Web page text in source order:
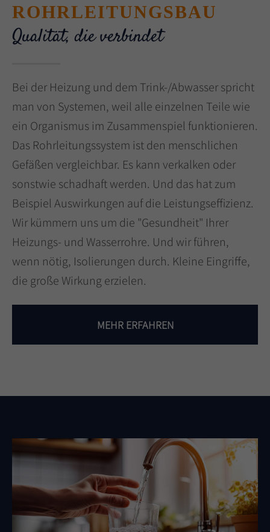
ROHRLEITUNGSBAU
Qualität, die verbindet
Bei der Heizung und dem Trink-/Abwasser spricht
man von Systemen, weil alle einzelnen Teile wie
ein Organismus im Zusammenspiel funktionieren.
Das Rohrleitungssystem ist den menschlichen
Gefäßen vergleichbar. Es kann verkalken oder
sonstwie schadhaft werden. Und das hat zum
Beispiel Auswirkungen auf die Leistungseffizienz.
Wir kümmern uns um die "Gesundheit" Ihrer
Heizungs- und Wasserrohre. Und wir führen,
wenn nötig, Isolierungen durch. Kleine Eingriffe,
die große Wirkung erzielen.
MEHR ERFAHREN